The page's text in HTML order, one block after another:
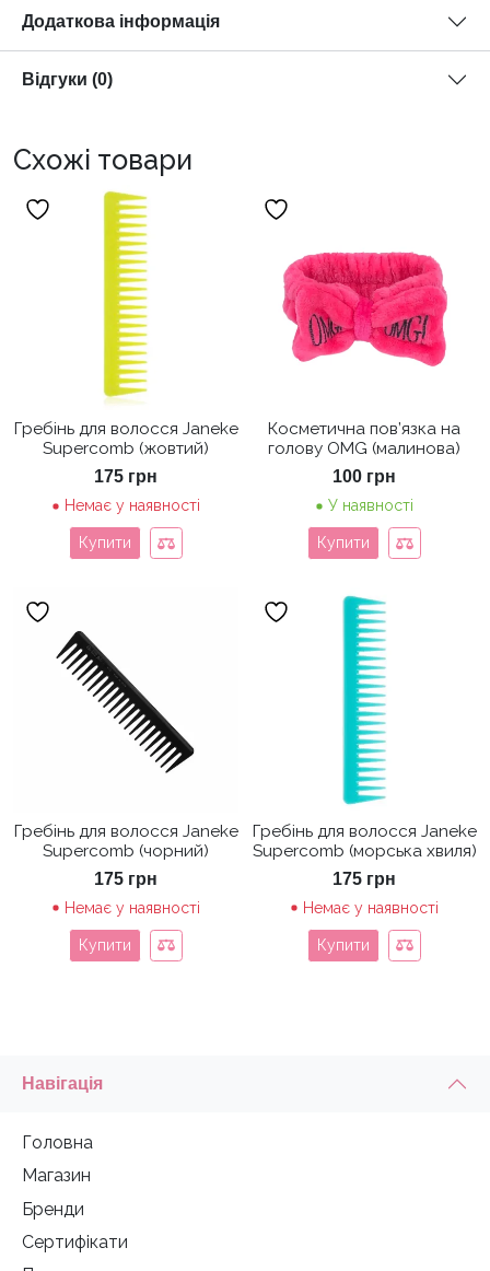
Додаткова інформація
Відгуки (0)
Схожі товари
Гребінь для волосся Janeke
Supercomb (жовтий)
175 грн
Немає у наявності
Купити
Косметична пов’язка на
голову OMG (малинова)
100 грн
У наявності
Купити
Гребінь для волосся Janeke
Supercomb (чорний)
175 грн
Немає у наявності
Купити
Гребінь для волосся Janeke
Supercomb (морська хвиля)
175 грн
Немає у наявності
Купити
Навігація
Головна
Магазин
Бренди
Сертифікати